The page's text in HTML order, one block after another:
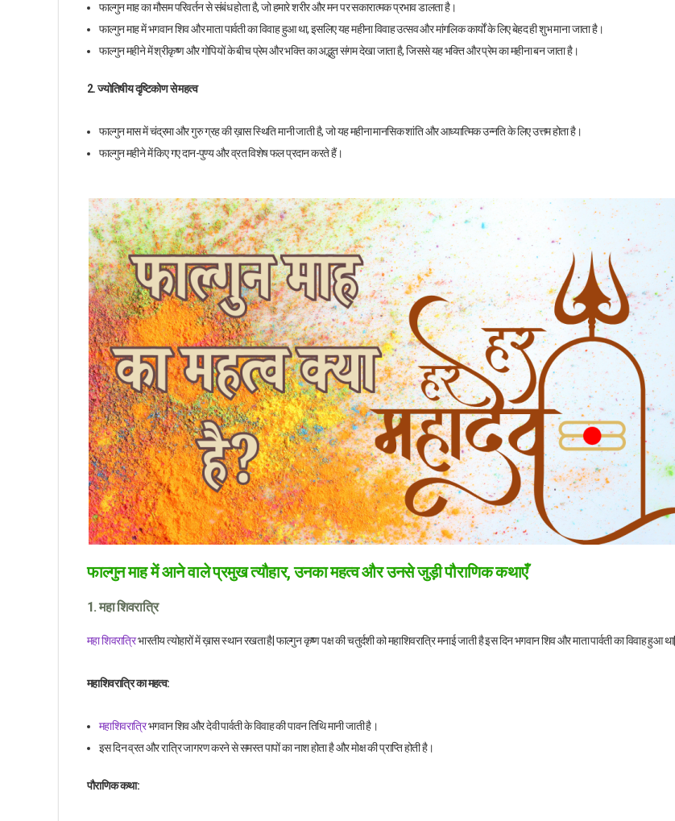
फाल्गुन माह का मौसम परिवर्तन से संबंध होता है, जो हमारे शरीर और मन पर सकारात्मक प्रभाव डालता है।
फाल्गुन माह में भगवान शिव और माता पार्वती का विवाह हुआ था, इसलिए यह महीना विवाह उत्सव और मांगलिक कार्यों के लिए बेहद ही शुभ माना जाता है।
फाल्गुन महीने में श्रीकृष्ण और गोपियों के बीच प्रेम और भक्ति का अद्भुत संगम देखा जाता है, जिससे यह भक्ति और प्रेम का महीना बन जाता है।
2. ज्योतिषीय दृष्टिकोण से महत्व
फाल्गुन मास में चंद्रमा और गुरु ग्रह की ख़ास स्थिति मानी जाती है, जो यह महीना मानसिक शांति और आध्यात्मिक उन्नति के लिए उत्तम होता है।
फाल्गुन महीने में किए गए दान-पुण्य और व्रत विशेष फल प्रदान करते हैं।
फाल्गुन माह में आने वाले प्रमुख त्यौहार, उनका महत्व और उनसे जुड़ी पौराणिक कथाएँ
1. महा शिवरात्रि
महा शिवरात्रिभारतीय त्योहारों में ख़ास स्थान रखता है| फाल्गुन कृष्ण पक्ष की चतुर्दशी को महाशिवरात्रि मनाई जाती है इस दिन भगवान शिव और माता पार्वती का विवाह हुआ था|
महाशिवरात्रि का महत्व:
महाशिवरात्रिभगवान शिव और देवी पार्वती के विवाह की पावन तिथि मानी जाती है।
इस दिन व्रत और रात्रि जागरण करने से समस्त पापों का नाश होता है और मोक्ष की प्राप्ति होती है।
पौराणिक कथा: